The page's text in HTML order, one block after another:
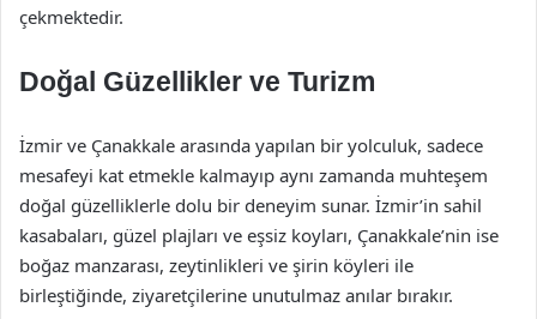
çekmektedir.
Doğal Güzellikler ve Turizm
İzmir ve Çanakkale arasında yapılan bir yolculuk, sadece
mesafeyi kat etmekle kalmayıp aynı zamanda muhteşem
doğal güzelliklerle dolu bir deneyim sunar. İzmir’in sahil
kasabaları, güzel plajları ve eşsiz koyları, Çanakkale’nin ise
boğaz manzarası, zeytinlikleri ve şirin köyleri ile
birleştiğinde, ziyaretçilerine unutulmaz anılar bırakır.